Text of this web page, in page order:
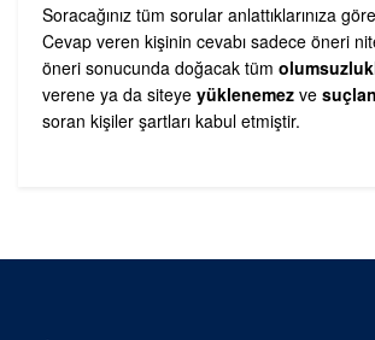
Soracağınız tüm sorular anlattıklarınıza
Cevap veren kişinin cevabı sadece öneri
öneri sonucunda doğacak tüm
verene ya da siteye yüklenemez ve
soran kişiler şartları kabul etmiştir.